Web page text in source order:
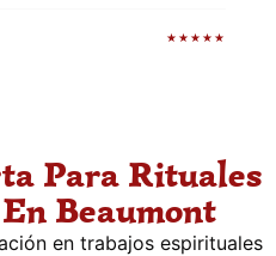
★★★★★
Para Rituales
Beaumont
en trabajos espirituales